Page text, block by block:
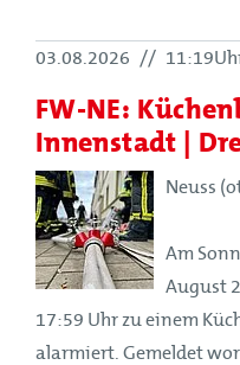
03.08.2026 //
FW-NE:
Innenstadt |
Neuss
Am
August
17:59 Uhr zu einem
alarmiert. Gemeldet